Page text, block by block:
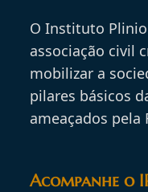
O Instituto
associação civil
mobilizar a
pilares básicos
ameaçados pela
Acompanhe o